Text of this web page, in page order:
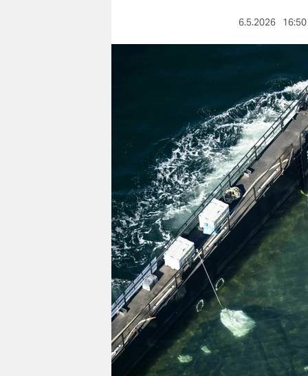
wahrheit
verlag
verlag
veranstaltungen
shop
fragen & hilfe
unterstützen
abo
genossenschaft
6.5.2026